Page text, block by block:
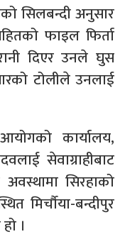
सिलबन्दी अनुसार
फाइल फिर्ता
दिएर उनले घुस
टोलीले उनलाई
कार्यालय,
सेवाग्राहीबाट
सिरहाको
मिर्चौया-बन्दीपुर
।